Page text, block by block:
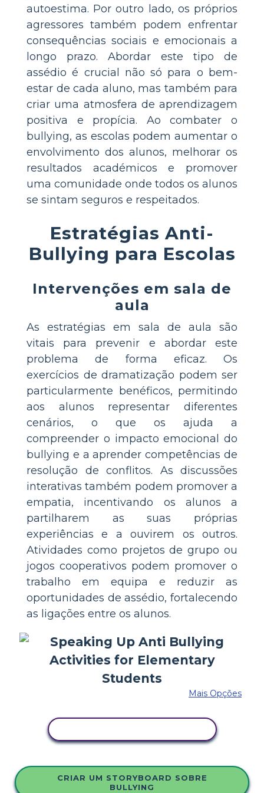
autoestima. Por outro lado, os próprios
agressores também podem enfrentar
consequências sociais e emocionais a
longo prazo. Abordar este tipo de
assédio é crucial não só para o bem-
estar de cada aluno, mas também para
criar uma atmosfera de aprendizagem
positiva e propícia. Ao combater o
bullying, as escolas podem aumentar o
envolvimento dos alunos, melhorar os
resultados académicos e promover
uma comunidade onde todos os alunos
se sintam seguros e respeitados.
Estratégias Anti-
Bullying para Escolas
Intervenções em sala de
aula
As estratégias em sala de aula são
vitais para prevenir e abordar este
problema de forma eficaz. Os
exercícios de dramatização podem ser
particularmente benéficos, permitindo
aos alunos representar diferentes
cenários, o que os ajuda a
compreender o impacto emocional do
bullying e a aprender competências de
resolução de conflitos. As discussões
interativas também podem promover a
empatia, incentivando os alunos a
partilharem as suas próprias
experiências e a ouvirem os outros.
Atividades como projetos de grupo ou
jogos cooperativos podem promover o
trabalho em equipa e reduzir as
oportunidades de assédio, fortalecendo
as ligações entre os alunos.
Mais Opções
CRIAR UM STORYBOARD SOBRE
BULLYING